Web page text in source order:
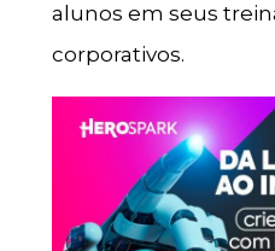
alunos em seus
corporativos.